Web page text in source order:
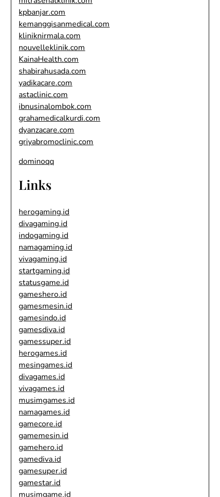
kpbanjar.com
kemanggisanmedical.com
kliniknirmala.com
nouvelleklinik.com
KainaHealth.com
shabirahusada.com
yadikacare.com
astaclinic.com
ibnusinalombok.com
grahamedicalkurdi.com
dyanzacare.com
griyabromoclinic.com
dominoqq
Links
herogaming.id
divagaming.id
indogaming.id
namagaming.id
vivagaming.id
startgaming.id
statusgame.id
gameshero.id
gamesmesin.id
gamesindo.id
gamesdiva.id
gamessuper.id
herogames.id
mesingames.id
divagames.id
vivagames.id
musimgames.id
namagames.id
gamecore.id
gamemesin.id
gamehero.id
gamediva.id
gamesuper.id
gamestar.id
musimgame.id